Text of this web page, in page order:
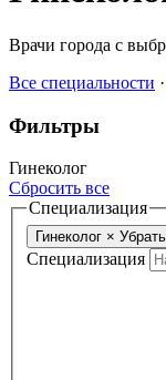
Врачи города с
Все специальности ·
Фильтры
Гинеколог
Сбросить все
Специализация
Гинеколог ×
Специализация